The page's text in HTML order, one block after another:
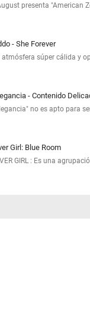
presenta "American
- She Forever
atmósfera súper cálida y
- Contenido
no es apto para
Girl: Blue Room
GIRL : Es una